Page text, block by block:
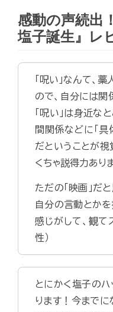
感動の声続出
塩子誕生』レ
「呪い」なんて、
ので、自分には
「呪い」は身近な
間関係などに「具
だということが視
くちゃ説得力あり
ただの「映画」だ
自分の言動とかを
感じがして、観て
性）
とにかく塩子のハ
ります！今まで